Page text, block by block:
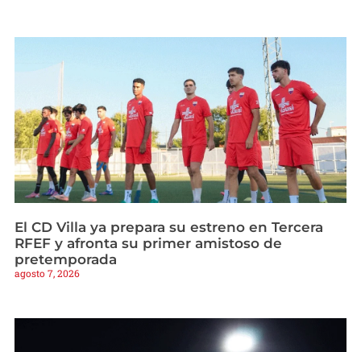
El CD Villa ya prepara su estreno en Tercera
RFEF y afronta su primer amistoso de
pretemporada
agosto 7, 2026